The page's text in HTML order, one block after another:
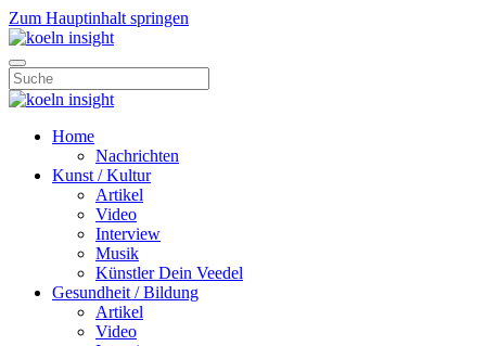
Zum Hauptinhalt springen
Home
Nachrichten
Kunst / Kultur
Artikel
Video
Interview
Musik
Künstler Dein Veedel
Gesundheit / Bildung
Artikel
Video